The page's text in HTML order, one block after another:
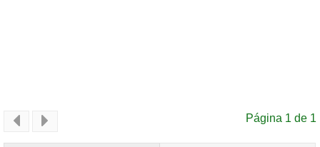
Página 1 de 1